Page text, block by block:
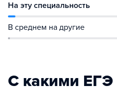
На эту специальность
В среднем на другие
С какими